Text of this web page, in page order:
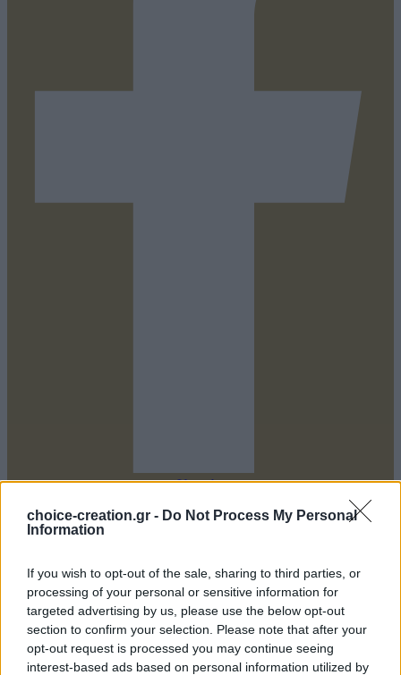
choice-creation.gr - Do Not Process My Personal
Information
If you wish to opt-out of the sale, sharing to third parties, or
processing of your personal or sensitive information for
targeted advertising by us, please use the below opt-out
section to confirm your selection. Please note that after your
opt-out request is processed you may continue seeing
interest-based ads based on personal information utilized by
Youtube